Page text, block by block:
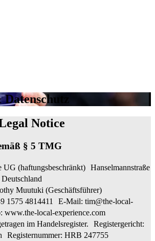
Notice
§ 5 TMG
UG (haftungsbeschränkt) Hanselmannstraße
Muutuki (Geschäftsführer)
1575 4814411 E-Mail: tim@the-local-
www.the-local-experience.com
im Handelsregister. Registergericht:
Registernummer: HRB 247755